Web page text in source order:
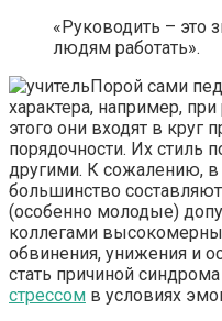
«Руководить – это
людям работать».
Порой сами
характера, например,
этого они входят в
порядочности. Их стиль
другими. К сожалению, в
большинство
(особенно молодые)
коллегами
обвинения, унижения и
стать причиной
стрессом в условиях